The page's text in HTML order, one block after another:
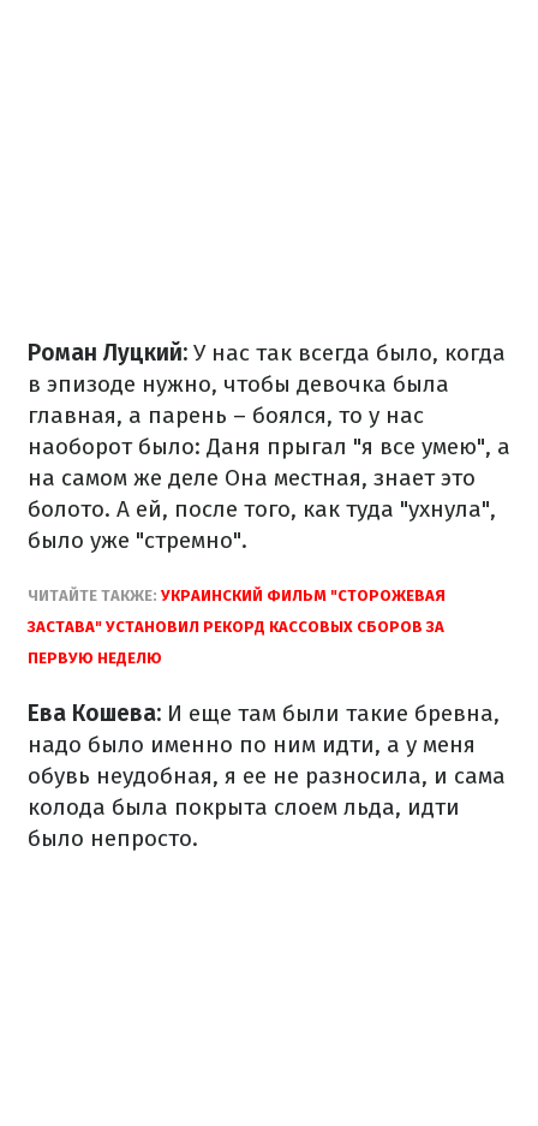
Роман Луцкий: У нас так всегда было, когда
в эпизоде нужно, чтобы девочка была
главная, а парень – боялся, то у нас
наоборот было: Даня прыгал "я все умею", а
на самом же деле Она местная, знает это
болото. А ей, после того, как туда "ухнула",
было уже "стремно".
ЧИТАЙТЕ ТАКЖЕ: УКРАИНСКИЙ ФИЛЬМ "СТОРОЖЕВАЯ
ЗАСТАВА" УСТАНОВИЛ РЕКОРД КАССОВЫХ СБОРОВ ЗА
ПЕРВУЮ НЕДЕЛЮ
Ева Кошева: И еще там были такие бревна,
надо было именно по ним идти, а у меня
обувь неудобная, я ее не разносила, и сама
колода была покрыта слоем льда, идти
было непросто.